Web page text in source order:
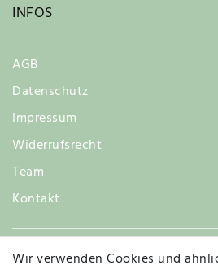
INFOS
AGB
Datenschutz
Impressum
Widerrufsrecht
Team
Kontakt
Wir verwenden Cookies und